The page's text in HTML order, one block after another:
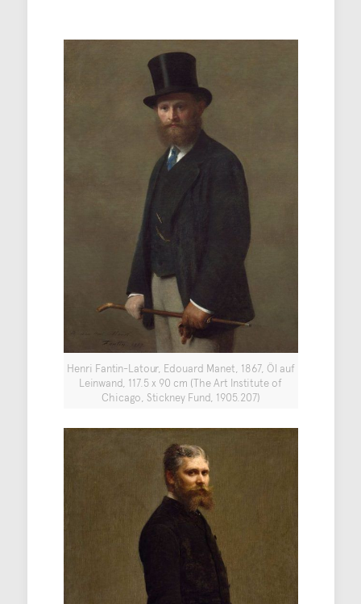
Henri Fantin-Latour, Edouard Manet, 1867, Öl auf
Leinwand, 117.5 x 90 cm (The Art Institute of
Chicago, Stickney Fund, 1905.207)